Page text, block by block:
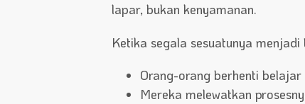
lapar, bukan kenyamanan.
Ketika segala sesuatunya menjadi
Orang-orang berhenti
Mereka melewatkan